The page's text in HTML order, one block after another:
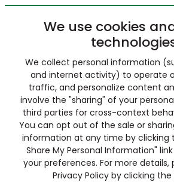
We use cookies
We collect personal information
and internet activity) to operate
traffic, and personalize content
involve the "sharing" of your
third parties for cross-context
You can opt out of the sale or
information at any time by clicking
Share My Personal Information"
your preferences. For more details,
Privacy Policy by clicking the